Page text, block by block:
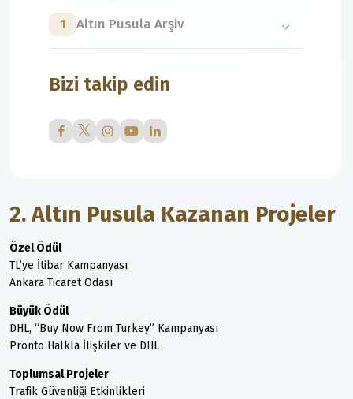
2. Altın Pusula Kazanan Projeler
Özel Ödül
TL’ye İtibar Kampanyası
Ankara Ticaret Odası
Büyük Ödül
DHL, “Buy Now From Turkey” Kampanyası
Pronto Halkla İlişkiler ve DHL
Toplumsal Projeler
Trafik Güvenliği Etkinlikleri
1 Altın Pusula Arşiv
Bizi takip edin